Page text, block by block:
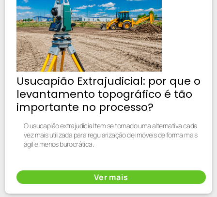
Usucapião Extrajudicial: por que o
levantamento topográfico é tão
importante no processo?
O usucapião extrajudicial tem se tornado uma alternativa cada
vez mais utilizada para regularização de imóveis de forma mais
ágil e menos burocrática.
Ver mais